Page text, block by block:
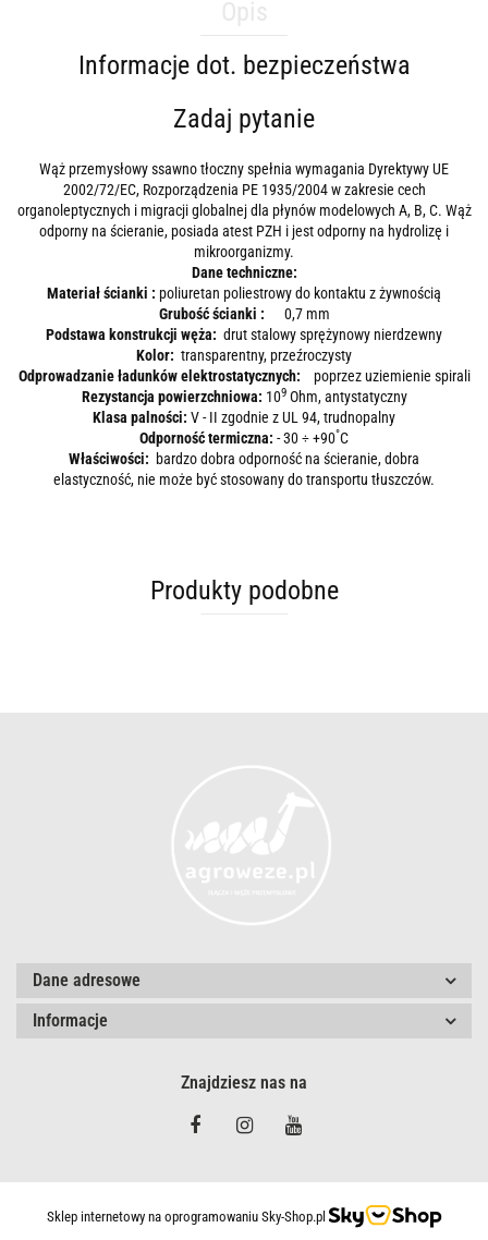
Informacje dot. bezpieczeństwa
Zadaj pytanie
Wąż przemysłowy ssawno tłoczny spełnia wymagania Dyrektywy UE
2002/72/EC, Rozporządzenia PE 1935/2004 w zakresie cech
organoleptycznych i migracji globalnej dla płynów modelowych A, B, C. Wąż
odporny na ścieranie, posiada atest PZH i jest odporny na hydrolizę i
mikroorganizmy.
Dane techniczne:
Materiał ścianki : poliuretan poliestrowy do kontaktu z żywnością
Grubość ścianki :
0,7 mm
Podstawa konstrukcji węża: drut stalowy sprężynowy nierdzewny
Kolor: transparentny, przeźroczysty
Odprowadzanie ładunków elektrostatycznych: poprzez uziemienie spirali
Rezystancja powierzchniowa: 109 Ohm, antystatyczny
Klasa palności: V - II zgodnie z UL 94, trudnopalny
Odporność termiczna: - 30 ÷ +90°C
Właściwości: bardzo dobra odporność na ścieranie, dobra
elastyczność, nie może być stosowany do transportu tłuszczów.
Produkty podobne
Dane adresowe
Informacje
Znajdziesz nas na
Sklep internetowy na oprogramowaniu Sky-Shop.pl